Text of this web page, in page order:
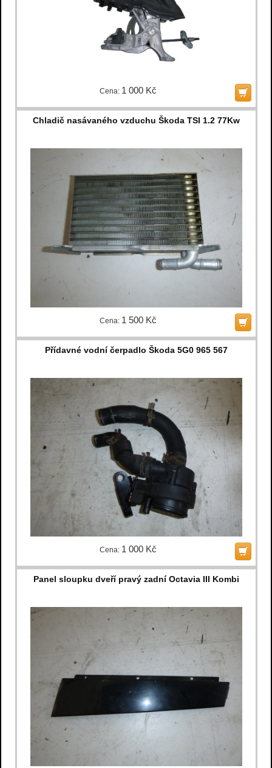
Cena: 1 000 Kč
Chladič nasávaného vzduchu Škoda TSI 1.2 77Kw
Cena: 1 500 Kč
Přídavné vodní čerpadlo Škoda 5G0 965 567
Cena: 1 000 Kč
Panel sloupku dveří pravý zadní Octavia III Kombi